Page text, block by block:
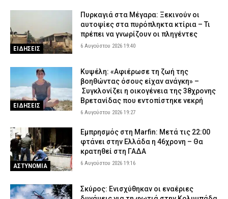
ΕΙΔΗΣΕΙΣ
Πυρκαγιά στα Μέγαρα: Ξεκινούν οι
αυτοψίες στα πυρόπληκτα κτίρια – Τι
πρέπει να γνωρίζουν οι πληγέντες
6 Αυγούστου 2026 19:40
ΕΙΔΗΣΕΙΣ
Κυψέλη: «Αφιέρωσε τη ζωή της
βοηθώντας όσους είχαν ανάγκη» –
Συγκλονίζει η οικογένεια της 38χρονης
Βρετανίδας που εντοπίστηκε νεκρή
6 Αυγούστου 2026 19:27
ΑΣΤΥΝΟΜΙΑ
Εμπρησμός στη Marfin: Μετά τις 22:00
φτάνει στην Ελλάδα η 46χρονη – Θα
κρατηθεί στη ΓΑΔΑ
6 Αυγούστου 2026 19:16
Σκύρος: Ενισχύθηκαν οι εναέριες